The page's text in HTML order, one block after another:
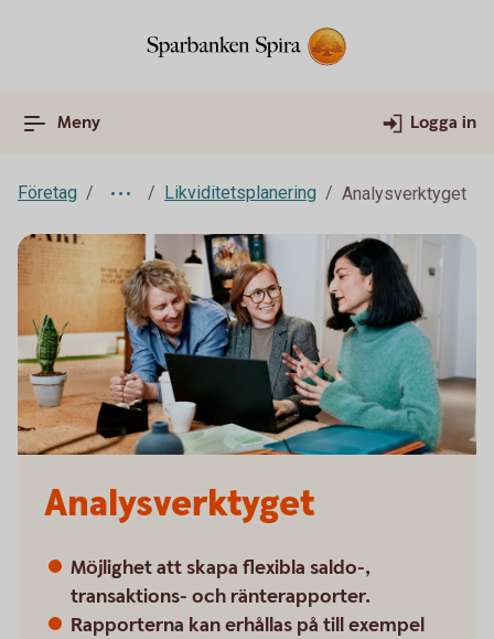
Meny Logga in
Företag Likviditetsplanering Analysverktyget
Analysverktyget
Möjlighet att skapa flexibla saldo-,
transaktions- och ränterapporter.
Rapporterna kan erhållas på till exempel